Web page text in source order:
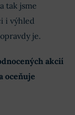
tak jsme
i výhled
je.
akcií
oceňuje